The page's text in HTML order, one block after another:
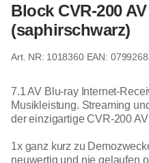
Block CVR-200
(saphirschwarz)
1018360 EAN:
7.1 AV Blu-ray Internet-
Musikleistung. Streaming
der einzigartige CVR-200
1x ganz kurz zu
neuwertig und nie gelaufen